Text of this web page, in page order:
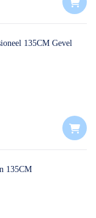
135CM Gevel
135CM